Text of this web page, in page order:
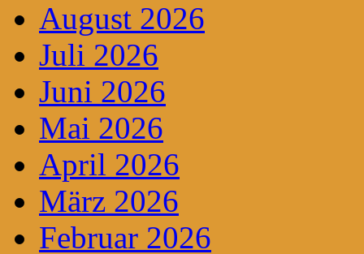
August 2026
Juli 2026
Juni 2026
Mai 2026
April 2026
März 2026
Februar 2026